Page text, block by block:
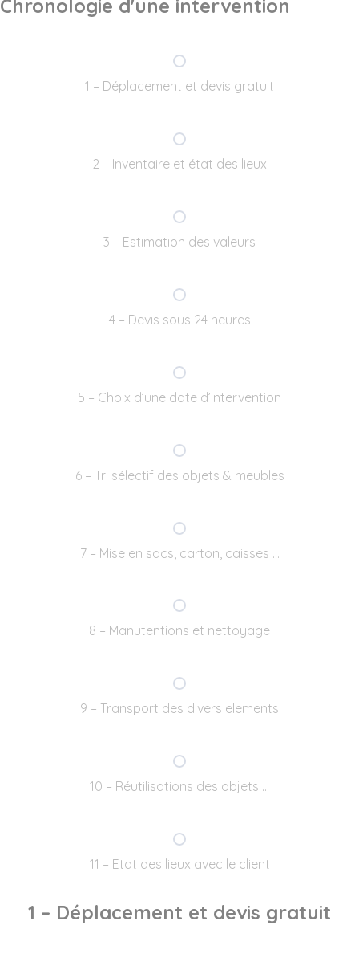
Chronologie d'une intervention
1 – Déplacement et devis gratuit
2 – Inventaire et état des lieux
3 – Estimation des valeurs
4 – Devis sous 24 heures
5 – Choix d’une date d’intervention
6 – Tri sélectif des objets & meubles
7 – Mise en sacs, carton, caisses …
8 – Manutentions et nettoyage
9 – Transport des divers elements
10 – Réutilisations des objets …
11 – Etat des lieux avec le client
1 – Déplacement et devis gratuit